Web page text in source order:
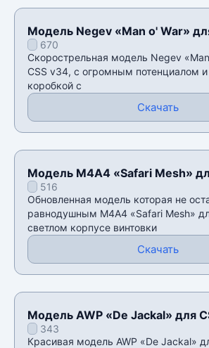
Модель Negev «Man o' War»
670
Скорострельная модель Negev
CSS v34, с огромным потенциалом и
коробкой с
Скачать
Модель М4А4 «Safari Mesh»
516
Обновленная модель которая не
равнодушным М4А4 «Safari Mesh»
светлом корпусе винтовки
Скачать
Модель AWP «De Jackal» для
343
Красивая модель AWP «De Jackal»